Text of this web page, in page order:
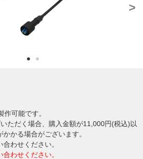
>
可能です。
ただく場合、購入金額が11,000円(税込)以
かかる場合がございます。
わせください。
わせください。